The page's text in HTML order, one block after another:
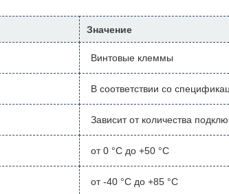
Значение
Винтовые клеммы
В соответствии со
Зависит от количества
от 0 °C до +50 °C
от -40 °C до +85 °C